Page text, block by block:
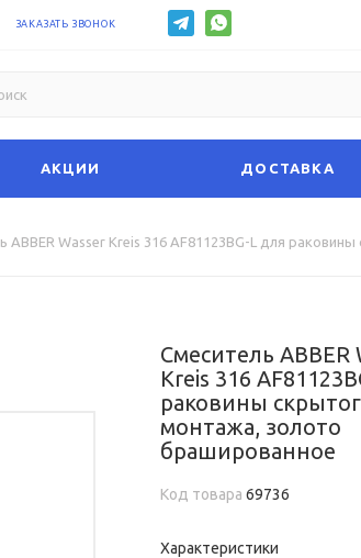
ЗАКАЗАТЬ ЗВОНОК
АКЦИИ ДОСТАВКА
ABBER Wasser Kreis 316 AF81123BG-L для
Смеситель ABBER
Kreis 316
раковины
монтажа, золото
брашированное
Код товара 69736
Характеристики